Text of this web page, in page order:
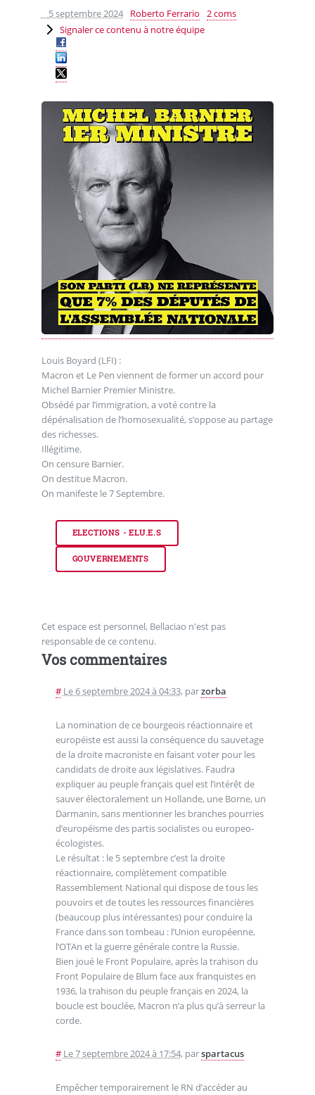
5 septembre 2024 Roberto Ferrario
2 coms
Signaler ce contenu à notre équipe
Louis Boyard (LFI) :
Macron et Le Pen viennent de former un accord pour
Michel Barnier Premier Ministre.
Obsédé par l’immigration, a voté contre la
dépénalisation de l’homosexualité, s’oppose au partage
des richesses.
Illégitime.
On censure Barnier.
On destitue Macron.
On manifeste le 7 Septembre.
ELECTIONS - ELU.E.S
GOUVERNEMENTS
Cet espace est personnel, Bellaciao n'est pas
responsable de ce contenu.
Vos commentaires
# Le 6 septembre 2024 à 04:33, parzorba
La nomination de ce bourgeois réactionnaire et
européiste est aussi la conséquence du sauvetage
de la droite macroniste en faisant voter pour les
candidats de droite aux législatives. Faudra
expliquer au peuple français quel est l’intérêt de
sauver électoralement un Hollande, une Borne, un
Darmanin, sans mentionner les branches pourries
d’européisme des partis socialistes ou europeo-
écologistes.
Le résultat : le 5 septembre c’est la droite
réactionnaire, complètement compatible
Rassemblement National qui dispose de tous les
pouvoirs et de toutes les ressources financières
(beaucoup plus intéressantes) pour conduire la
France dans son tombeau : l’Union européenne,
l’OTAn et la guerre générale contre la Russie.
Bien joué le Front Populaire, après la trahison du
Front Populaire de Blum face aux franquistes en
1936, la trahison du peuple français en 2024, la
boucle est bouclée, Macron n’a plus qu’à serreur la
corde.
# Le 7 septembre 2024 à 17:54, parspartacus
Empêcher temporairement le RN d’accéder au